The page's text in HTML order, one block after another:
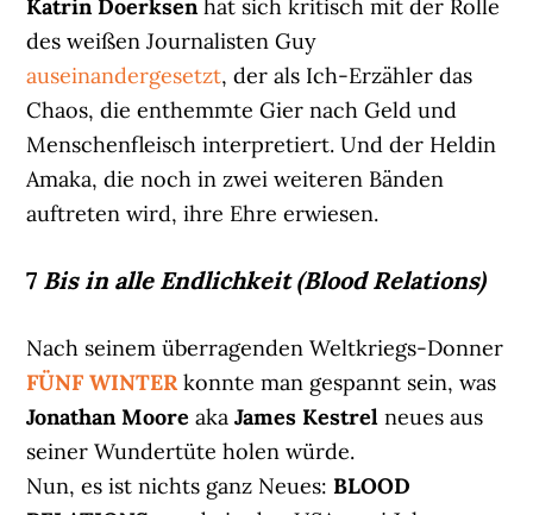
Katrin Doerksenhat sich kritisch mit der Rolle
des weißen Journalisten Guy
auseinandergesetzt, der als Ich-Erzähler das
Chaos, die enthemmte Gier nach Geld und
Menschenfleisch interpretiert. Und der Heldin
Amaka, die noch in zwei weiteren Bänden
auftreten wird, ihre Ehre erwiesen.
7 Bis in alle Endlichkeit (Blood Relations)
Nach seinem überragenden Weltkriegs-Donner
FÜNF WINTER konnte man gespannt sein, was
Jonathan Moore akaJames Kestrelneues aus
seiner Wundertüte holen würde.
Nun, es ist nichts ganz Neues:BLOOD